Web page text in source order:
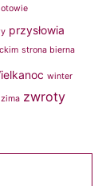
przysłowia
strona bierna
winter
zima zwroty